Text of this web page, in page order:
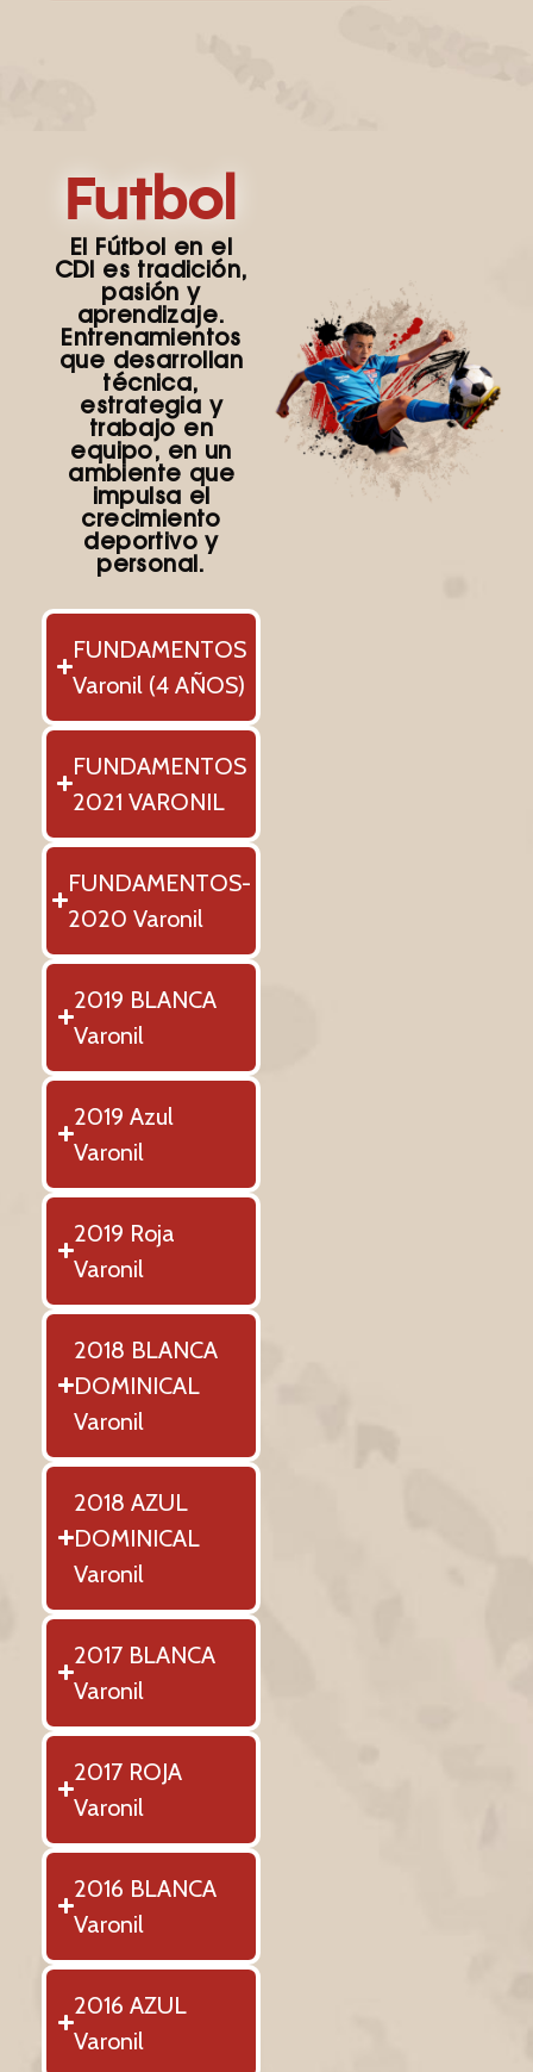
Futbol
El Fútbol en el
CDI es tradición,
pasión y
aprendizaje.
Entrenamientos
que desarrollan
técnica,
estrategia y
trabajo en
equipo, en un
ambiente que
impulsa el
crecimiento
deportivo y
personal.
FUNDAMENTOS
Varonil (4 AÑOS)
FUNDAMENTOS
2021 VARONIL
FUNDAMENTOS-
2020 Varonil
2019 BLANCA
Varonil
2019 Azul
Varonil
2019 Roja
Varonil
2018 BLANCA
DOMINICAL
Varonil
2018 AZUL
DOMINICAL
Varonil
2017 BLANCA
Varonil
2017 ROJA
Varonil
2016 BLANCA
Varonil
2016 AZUL
Varonil